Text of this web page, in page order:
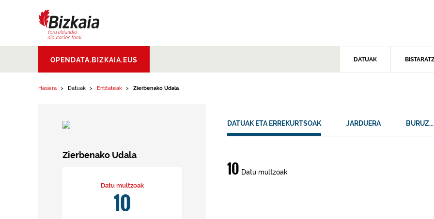
Aldundia.Diputacion
Foral de Bizkaia
OPENDATA.BIZKAIA.EUS DATUAK
Hasiera Datuak Entitateak Zierbenako Udala
Zierbenako Udala
Datu multzoak
10
DATUAK ETA ERREKURTSOAK JARDUERA BURUZ...
Datuak
eta
10 Datu multzoak